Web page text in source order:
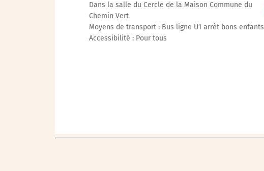
Dans la salle du Cercle de la Maison Commune du
Chemin Vert
Moyens de transport : Bus ligne U1 arrêt bons enfants
Accessibilité : Pour tous